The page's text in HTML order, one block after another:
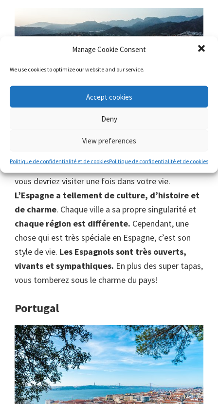
Manage Cookie Consent
We use cookies to optimize our website and our service.
Accept cookies
Deny
View preferences
Politique de confidentialité et de cookiesPolitique de confidentialité et de cookies
Une autre destination de laMéditerranéeque
vous devriez visiter une fois dans votre vie.
L’Espagne a tellement de culture, d’histoire et
de charme. Chaque ville a sa propre singularité et
chaque région est différente. Cependant, une
chose qui est très spéciale en Espagne, c’est son
style de vie. Les Espagnols sont très ouverts,
vivants et sympathiques. En plus des super tapas,
vous tomberez sous le charme du pays!
Portugal